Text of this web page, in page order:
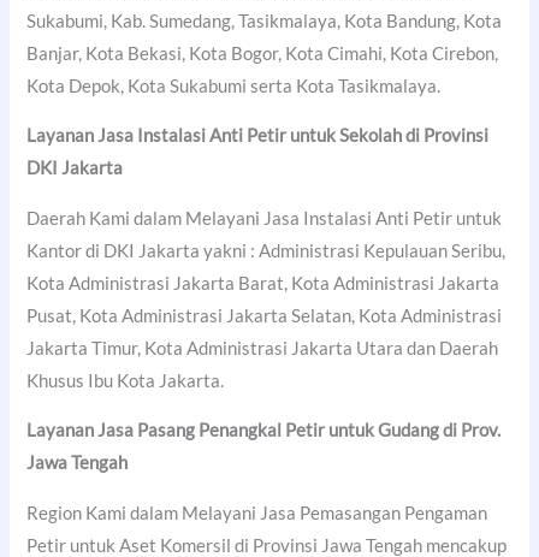
Sukabumi, Kab. Sumedang, Tasikmalaya, Kota Bandung, Kota
Banjar, Kota Bekasi, Kota Bogor, Kota Cimahi, Kota Cirebon,
Kota Depok, Kota Sukabumi serta Kota Tasikmalaya.
Layanan Jasa Instalasi Anti Petir untuk Sekolah di Provinsi
DKI Jakarta
Daerah Kami dalam Melayani Jasa Instalasi Anti Petir untuk
Kantor di DKI Jakarta yakni : Administrasi Kepulauan Seribu,
Kota Administrasi Jakarta Barat, Kota Administrasi Jakarta
Pusat, Kota Administrasi Jakarta Selatan, Kota Administrasi
Jakarta Timur, Kota Administrasi Jakarta Utara dan Daerah
Khusus Ibu Kota Jakarta.
Layanan Jasa Pasang Penangkal Petir untuk Gudang di Prov.
Jawa Tengah
Region Kami dalam Melayani Jasa Pemasangan Pengaman
Petir untuk Aset Komersil di Provinsi Jawa Tengah mencakup